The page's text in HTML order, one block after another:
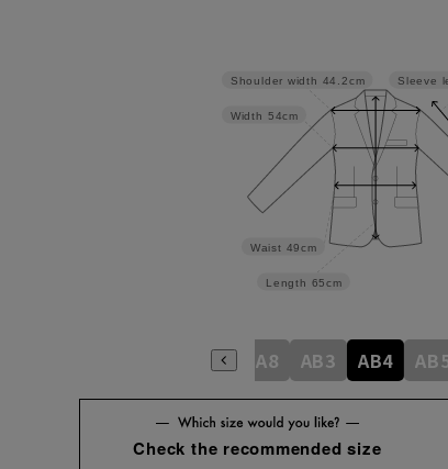
Sleeve
Length 65cm
Waist 49cm
Width 54cm
Shoulder width 44.2cm
A7 A8 AB3 AB4
Check the recommended size